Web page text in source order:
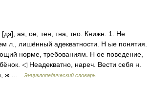
ая, ое; тен, тна, тно. Книжн. 1. Не
л., лишённый адекватности. Н ые понятия.
норме, требованиям. Н ое поведение,
◁ Неадекватно, нареч. Вести себя н.
и; ж …
Энциклопедический словарь